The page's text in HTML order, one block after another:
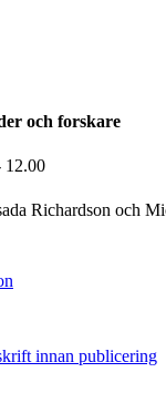
och forskare
12.00
Richardson och
innan publicering